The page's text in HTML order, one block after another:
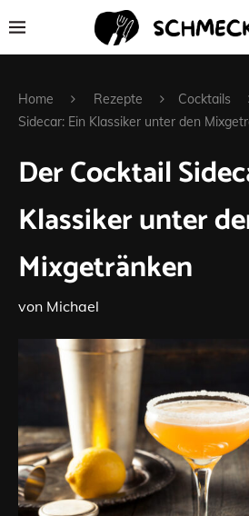
Home Rezepte Cocktails
Sidecar: Ein Klassiker unter den
Der Cocktail
Klassiker unter
Mixgetränken
von Michael